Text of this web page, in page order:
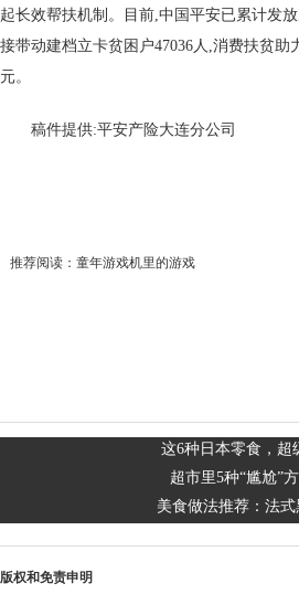
起长效帮扶机制。目前,中国平安已累计发
接带动建档立卡贫困户47036人,消费扶贫助
元。
稿件提供:平安产险大连分公司
推荐阅读： 童年游戏机里的游戏
这6种日本零食，超
超市里5种“尴尬”
美食做法推荐：法
版权和免责申明